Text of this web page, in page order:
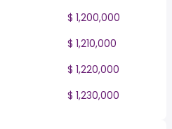
$ 1,200,000
$ 1,210,000
$ 1,220,000
$ 1,230,000